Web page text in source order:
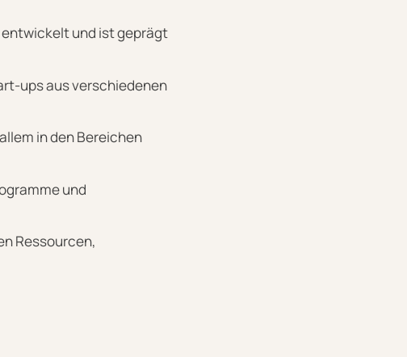
und ist geprägt
ups aus verschiedenen
in den Bereichen
und
Ressourcen,